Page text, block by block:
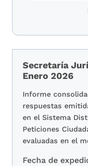
Secretaría
Enero 2026
Informe
respuestas
en el Sistema
Peticiones
evaluadas en el
Fecha de